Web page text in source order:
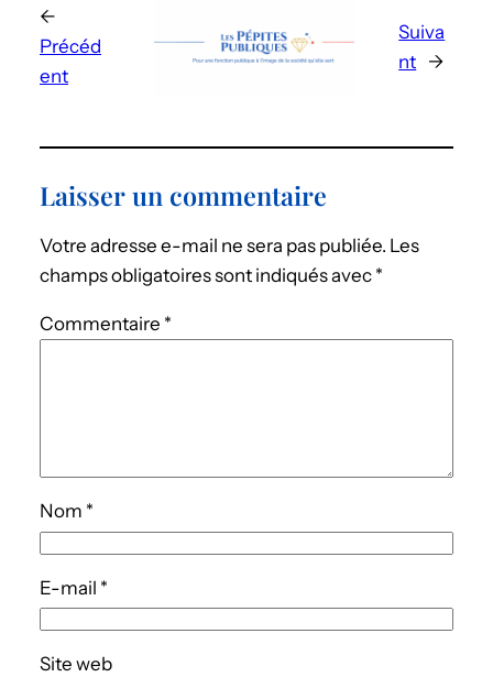
←
Précéd
ent
Suiva
nt →
Laisser un commentaire
Votre adresse e-mail ne sera pas publiée. Les
champs obligatoires sont indiqués avec *
Commentaire *
Nom *
E-mail *
Site web